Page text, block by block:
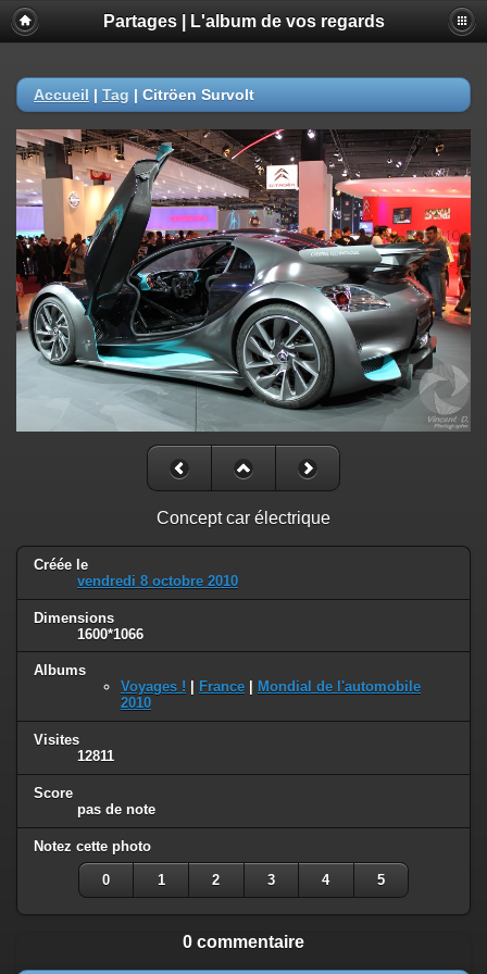
Partages | L'album de vos regards
Accueil | Tag | Citröen Survolt
Concept car électrique
Créée le
vendredi 8 octobre 2010
Dimensions
1600*1066
Albums
Voyages !
France
Mondial de l'automobile
2010
Visites
12811
Score
pas de note
Notez cette photo
0 1 2 3 4 5
0 commentaire